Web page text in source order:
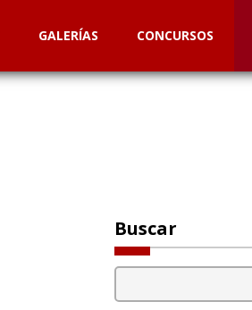
GALERÍAS CONCURSOS
Buscar